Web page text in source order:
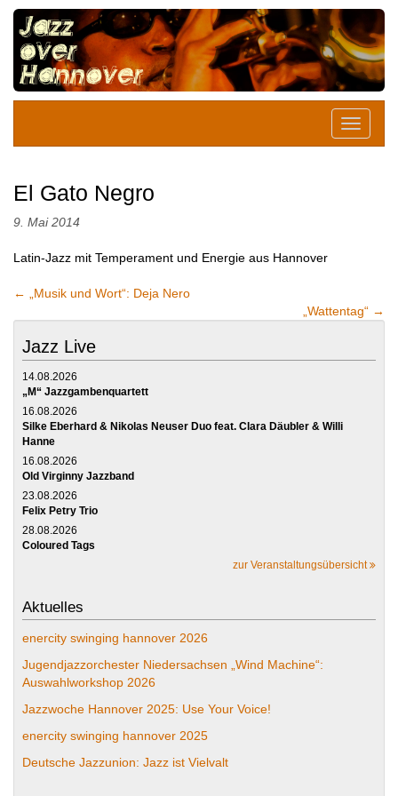
El Gato Negro
9. Mai 2014
Latin-Jazz mit Temperament und Energie aus Hannover
←
„Musik und Wort“: Deja Nero
„Wattentag“ →
Jazz Live
14.08.2026
„M“ Jazzgambenquartett
16.08.2026
Silke Eberhard & Nikolas Neuser Duo feat. Clara Däubler & Willi
Hanne
16.08.2026
Old Virginny Jazzband
23.08.2026
Felix Petry Trio
28.08.2026
Coloured Tags
zur Veranstaltungsübersicht
Aktuelles
enercity swinging hannover 2026
Jugendjazzorchester Niedersachsen „Wind Machine“:
Auswahlworkshop 2026
Jazzwoche Hannover 2025: Use Your Voice!
enercity swinging hannover 2025
Deutsche Jazzunion: Jazz ist Vielvalt